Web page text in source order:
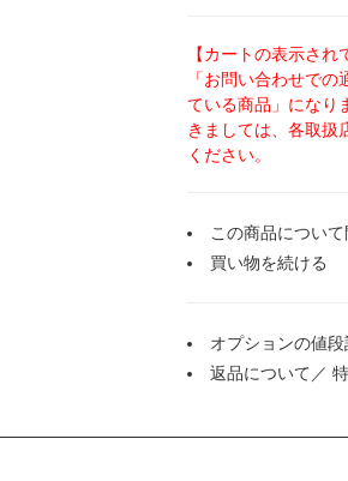
【カートの表示され
「お問い合わせで
ている商品」になり
きましては、各取扱
ください。
この商品につい
買い物を続ける
オプションの値段
返品について ／